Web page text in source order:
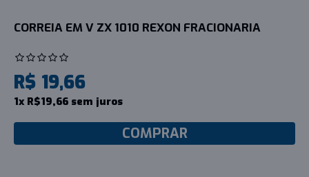
CORREIA EM V ZX 1010 REXON FRACIONARIA
R$ 19,66
1x R$19,66 sem juros
COMPRAR